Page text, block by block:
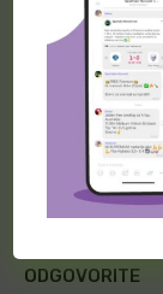
ODGOVORITE